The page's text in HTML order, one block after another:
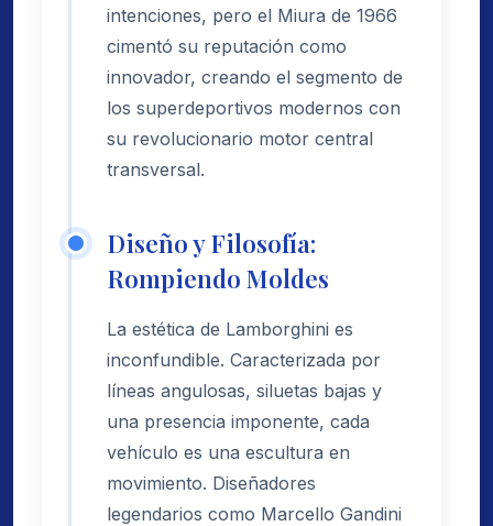
intenciones, pero el Miura de 1966
cimentó su reputación como
innovador, creando el segmento de
los superdeportivos modernos con
su revolucionario motor central
transversal.
Diseño y Filosofía:
Rompiendo Moldes
La estética de Lamborghini es
inconfundible. Caracterizada por
líneas angulosas, siluetas bajas y
una presencia imponente, cada
vehículo es una escultura en
movimiento. Diseñadores
legendarios como Marcello Gandini